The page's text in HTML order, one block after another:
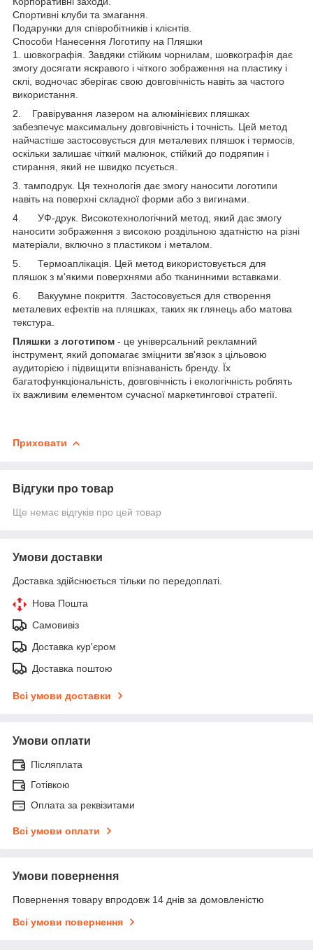
Спортивні клуби та змагання.
Подарунки для співробітників і клієнтів.
Способи Нанесення Логотипу на Пляшки
1. шовкографія. Завдяки стійким чорнилам, шовкографія дає
змогу досягати яскравого і чіткого зображення на пластику і
склі, водночас зберігає свою довговічність навіть за частого
використання.
2. Гравірування лазером на алюмінієвих пляшках
забезпечує максимальну довговічність і точність. Цей метод
найчастіше застосовується для металевих пляшок і термосів,
оскільки залишає чіткий малюнок, стійкий до подряпин і
стирання, який не швидко псується.
3. тамподрук. Ця технологія дає змогу наносити логотипи
навіть на поверхні складної форми або з вигинами.
4. УФ-друк. Високотехнологічний метод, який дає змогу
наносити зображення з високою роздільною здатністю на різні
матеріали, включно з пластиком і металом.
5. Термоаплікація. Цей метод використовується для
пляшок з м'якими поверхнями або тканинними вставками.
6. Вакуумне покриття. Застосовується для створення
металевих ефектів на пляшках, таких як глянець або матова
текстура.
Пляшки з логотипом - це універсальний рекламний
інструмент, який допомагає зміцнити зв'язок з цільовою
аудиторією і підвищити впізнаваність бренду. Їх
багатофункціональність, довговічність і екологічність роблять
їх важливим елементом сучасної маркетингової стратегії.
Приховати
Відгуки про товар
Ще немає відгуків про цей товар
Умови доставки
Доставка здійснюється тільки по передоплаті.
Нова Пошта
Самовивіз
Доставка кур'єром
Доставка поштою
Всі умови доставки
Умови оплати
Післяплата
Готівкою
Оплата за реквізитами
Всі умови оплати
Умови повернення
Повернення товару впродовж 14 днів за домовленістю
Всі умови повернення